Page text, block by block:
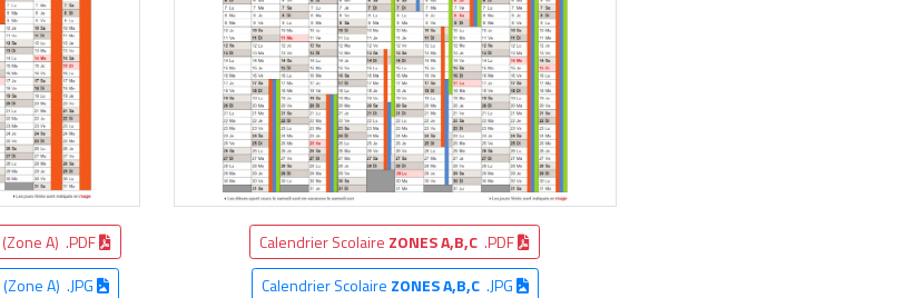
(Zone A) .PDF
(Zone A) .JPG
Calendrier Scolaire ZONES A,B,C .PDF
Calendrier Scolaire ZONES A,B,C.JPG